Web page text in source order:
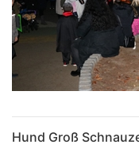
Hund Groß